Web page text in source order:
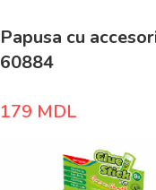
Papusa cu
60884
179 MDL